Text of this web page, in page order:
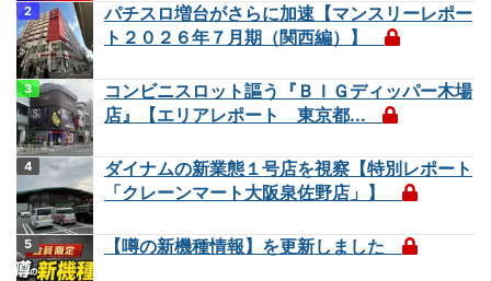
パチスロ増台がさらに加速【マンスリーレポー
ト２０２６年７月期（関西編）】
コンビニスロット謳う『ＢＩＧディッパー木場
店』【エリアレポート 東京都...
ダイナムの新業態１号店を視察【特別レポート
「クレーンマート大阪泉佐野店」】
【噂の新機種情報】を更新しました